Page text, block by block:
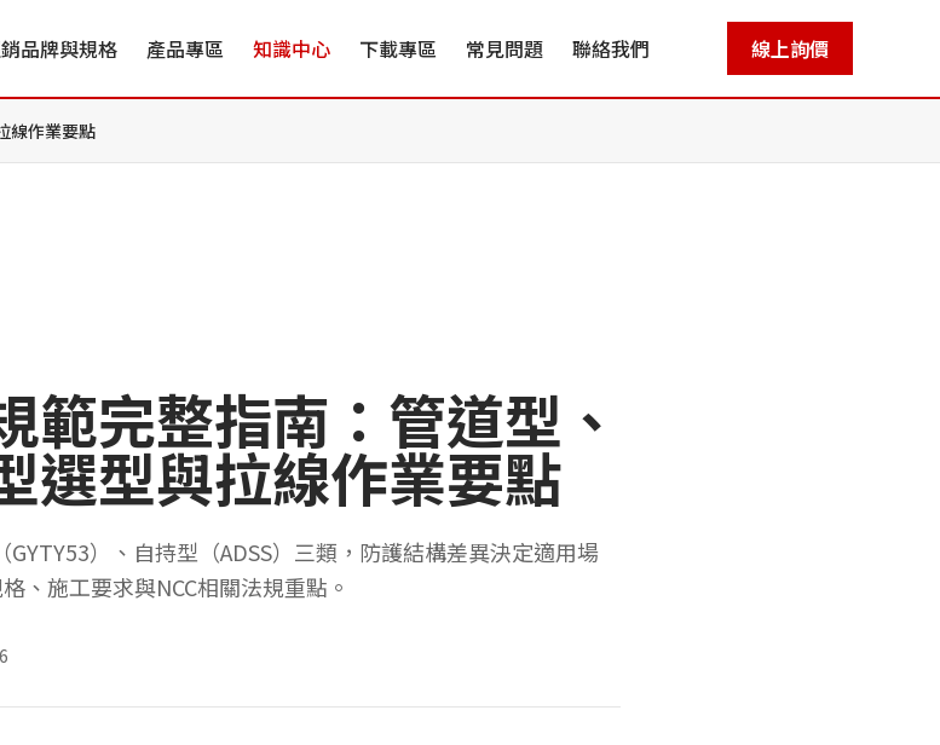
品牌與規格 產品專區 知識中心 下載專區 常見問題 聯絡我們 線上詢價
線作業要點
範完整指南：管道型、
選型與拉線作業要點
）、自持型（ADSS）三類，防護結構差異決定適用場
、施工要求與NCC相關法規重點。